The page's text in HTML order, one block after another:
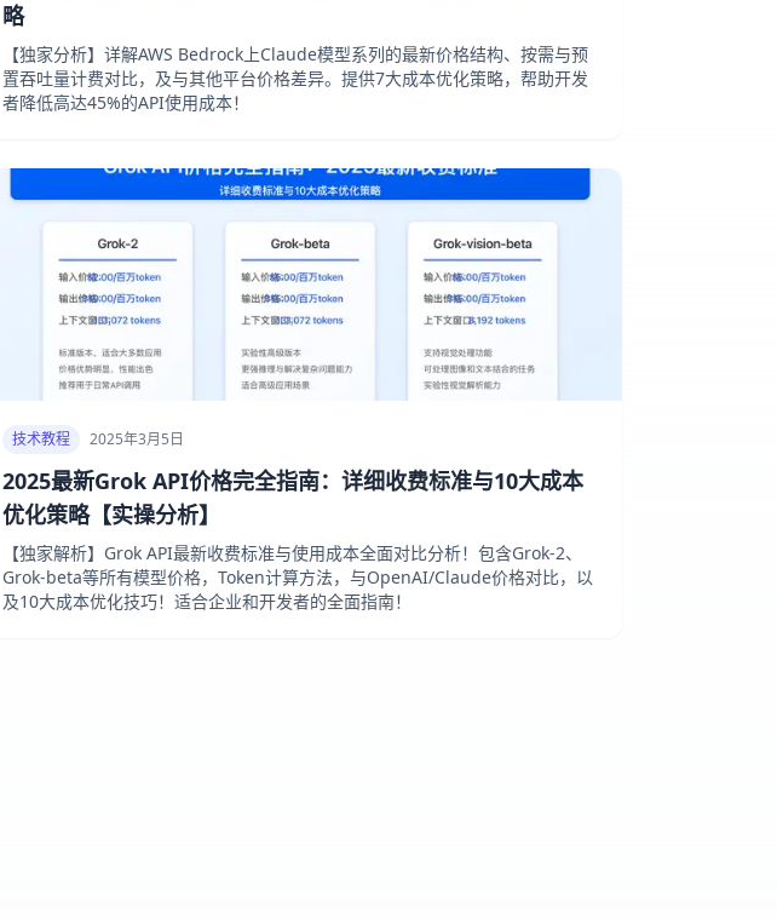
略
【独家分析】详解AWS Bedrock上Claude模型系列的最新价格结构、按需与预
置吞吐量计费对比，及与其他平台价格差异。提供7大成本优化策略，帮助开发
者降低高达45%的API使用成本！
技术教程 2025年3月5日
2025最新Grok API价格完全指南：详细收费标准与10大成本
优化策略【实操分析】
【独家解析】Grok API最新收费标准与使用成本全面对比分析！包含Grok-2、
Grok-beta等所有模型价格，Token计算方法，与OpenAI/Claude价格对比，以
及10大成本优化技巧！适合企业和开发者的全面指南！